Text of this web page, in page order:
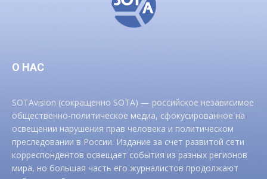
О НАС
SOTAvision (сокращенно SOTA) — российское независимое
общественно-политическое медиа, сфокусированное на
освещении нарушения прав человека и политическом
преследовании в России. Издание за счет развитой сети
корреспондентов освещает события из разных регионов
мира, но большая часть его журналистов продолжают